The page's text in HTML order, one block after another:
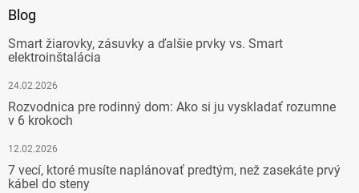
Blog
Smart žiarovky, zásuvky a ďalšie prvky vs. Smart
elektroinštalácia
24.02.2026
Rozvodnica pre rodinný dom: Ako si ju vyskladať rozumne
v 6 krokoch
12.02.2026
7 vecí, ktoré musíte naplánovať predtým, než zasekáte prvý
kábel do steny